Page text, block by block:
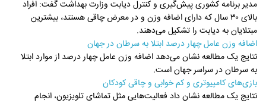
مدیر برنامه کشوری پیش‌گیری و کنترل دیابت وزارت بهداشت گفت: افراد
بالای ۳۰ سال که دارای اضافه وزن و در معرض چاقی هستند، بیشترین
مبتلایان به دیابت را تشکیل می‌دهند.
اضافه وزن عامل چهار درصد ابتلا به سرطان در جهان
نتایج یک مطالعه نشان می‌دهد اضافه وزن عامل چهار درصد از موارد ابتلا
به سرطان در سراسر جهان است.
بازی‌های کامپیوتری و کم خوابی و چاقی کودکان
نتایج یک مطالعه نشان داد فعالیت‌هایی مثل تماشای تلویزیون، انجام